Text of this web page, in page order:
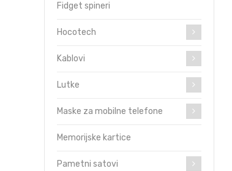
Fidget spineri
Hocotech
Kablovi
Lutke
Maske za mobilne telefone
Memorijske kartice
Pametni satovi